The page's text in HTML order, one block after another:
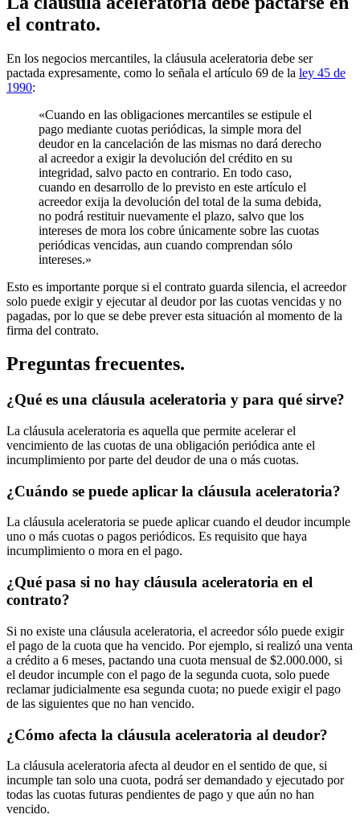
el contrato.
En los negocios mercantiles, la cláusula aceleratoria debe ser
pactada expresamente, como lo señala el artículo 69 de la ley 45 de
1990:
«Cuando en las obligaciones mercantiles se estipule el
pago mediante cuotas periódicas, la simple mora del
deudor en la cancelación de las mismas no dará derecho
al acreedor a exigir la devolución del crédito en su
integridad, salvo pacto en contrario. En todo caso,
cuando en desarrollo de lo previsto en este artículo el
acreedor exija la devolución del total de la suma debida,
no podrá restituir nuevamente el plazo, salvo que los
intereses de mora los cobre únicamente sobre las cuotas
periódicas vencidas, aun cuando comprendan sólo
intereses.»
Esto es importante porque si el contrato guarda silencia, el acreedor
solo puede exigir y ejecutar al deudor por las cuotas vencidas y no
pagadas, por lo que se debe prever esta situación al momento de la
firma del contrato.
Preguntas frecuentes.
¿Qué es una cláusula aceleratoria y para qué sirve?
La cláusula aceleratoria es aquella que permite acelerar el
vencimiento de las cuotas de una obligación periódica ante el
incumplimiento por parte del deudor de una o más cuotas.
¿Cuándo se puede aplicar la cláusula aceleratoria?
La cláusula aceleratoria se puede aplicar cuando el deudor incumple
uno o más cuotas o pagos periódicos. Es requisito que haya
incumplimiento o mora en el pago.
¿Qué pasa si no hay cláusula aceleratoria en el
contrato?
Si no existe una cláusula aceleratoria, el acreedor sólo puede exigir
el pago de la cuota que ha vencido. Por ejemplo, si realizó una venta
a crédito a 6 meses, pactando una cuota mensual de $2.000.000, si
el deudor incumple con el pago de la segunda cuota, solo puede
reclamar judicialmente esa segunda cuota; no puede exigir el pago
de las siguientes que no han vencido.
¿Cómo afecta la cláusula aceleratoria al deudor?
La cláusula aceleratoria afecta al deudor en el sentido de que, si
incumple tan solo una cuota, podrá ser demandado y ejecutado por
todas las cuotas futuras pendientes de pago y que aún no han
vencido.